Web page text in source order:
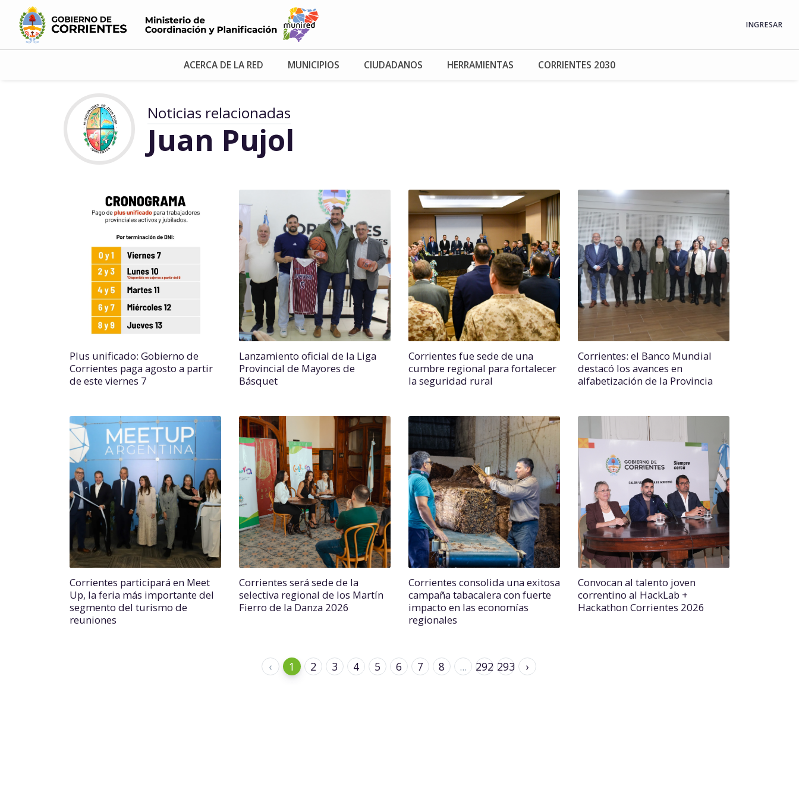
INGRESAR
ACERCA DE LA RED MUNICIPIOS CIUDADANOS HERRAMIENTAS CORRIENTES 2030
Noticias relacionadas
Juan Pujol
Plus unificado: Gobierno de
Corrientes paga agosto a partir
de este viernes 7
Lanzamiento oficial de la Liga
Provincial de Mayores de
Básquet
Corrientes fue sede de una
cumbre regional para fortalecer
la seguridad rural
Corrientes: el Banco Mundial
destacó los avances en
alfabetización de la Provincia
Corrientes participará en Meet
Up, la feria más importante del
segmento del turismo de
reuniones
Corrientes será sede de la
selectiva regional de los Martín
Fierro de la Danza 2026
Corrientes consolida una exitosa
campaña tabacalera con fuerte
impacto en las economías
regionales
Convocan al talento joven
correntino al HackLab +
Hackathon Corrientes 2026
‹ 1 2 3 4 5 6 7 8 ... 292 293 ›